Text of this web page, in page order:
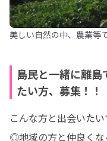
美しい自然の中、農業等
島民と一緒に離
たい方、募集！！
こんな方と出会いたい
◎地域の方と仲良くな